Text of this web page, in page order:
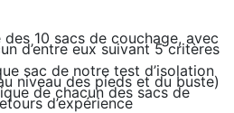
10 sacs de couchage, avec
d’entre eux suivant 5 critères
sac de notre test d’isolation
niveau des pieds et du buste)
de chacun des sacs de
d’expérience